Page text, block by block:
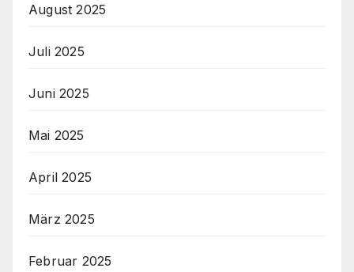
August 2025
Juli 2025
Juni 2025
Mai 2025
April 2025
März 2025
Februar 2025